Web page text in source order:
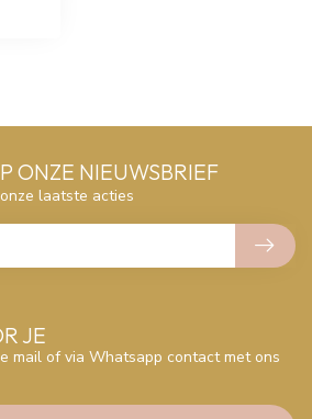
JE
mail of via Whatsapp contact met ons
ONZE NIEUWSBRIEF
laatste acties